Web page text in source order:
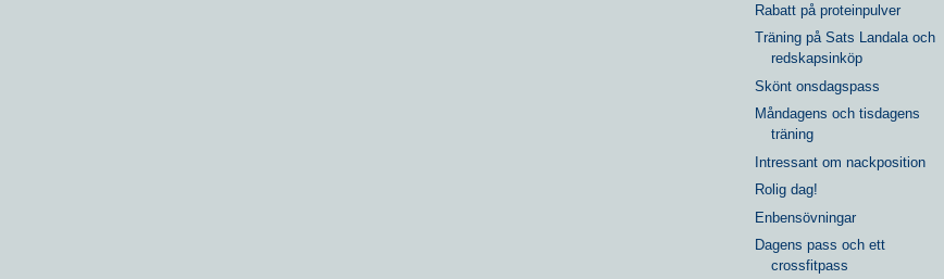
Rabatt på proteinpulver
Träning på Sats Landala och
redskapsinköp
Skönt onsdagspass
Måndagens och tisdagens
träning
Intressant om nackposition
Rolig dag!
Enbensövningar
Dagens pass och ett
crossfitpass